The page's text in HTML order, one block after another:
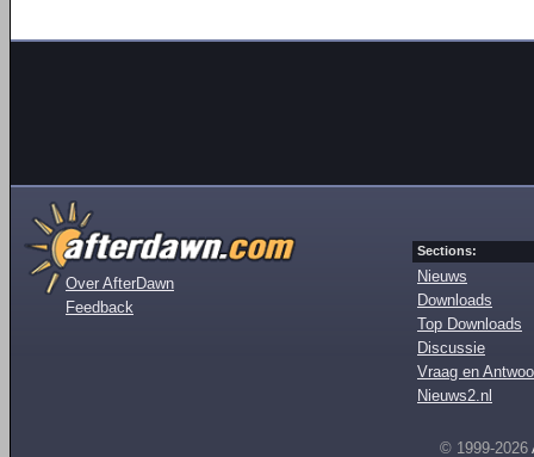
Over AfterDawn
Feedback
Sections:
Nieuws
Downloads
Top Downloads
Discussie
Vraag en
Nieuws2.nl
© 1999-2026